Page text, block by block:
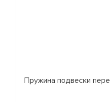
Пружина подвески